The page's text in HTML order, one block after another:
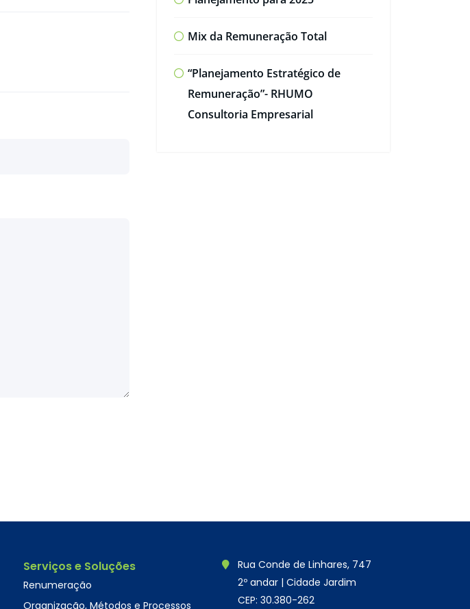
Mix da Remuneração Total
“Planejamento Estratégico de
Remuneração”- RHUMO
Consultoria Empresarial
Serviços e Soluções
Renumeração
Organização, Métodos e Processos
Rua Conde de Linhares, 747
2º andar | Cidade Jardim
CEP: 30.380-262